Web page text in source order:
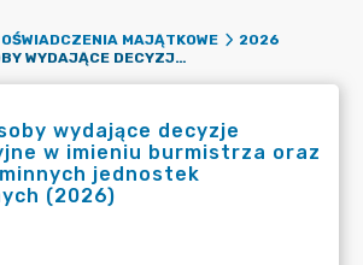
OŚWIADCZENIA MAJĄTKOWE
2026
BURMISTRZ, OSOBY WYDAJĄCE DECYZJE ADMINISTRACYJNE W IMIENIU BURMISTRZA ORAZ KIEROWNICY GMINNYCH JEDNOSTEK ORGANIZACYJNYCH (2026)
wydające decyzje
w imieniu burmistrza oraz
jednostek
(2026)